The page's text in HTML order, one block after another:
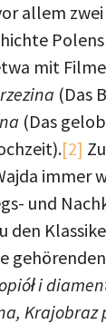
allem
mit
(Das
(Das
[2]
immer
und
den
i
Krajobraz